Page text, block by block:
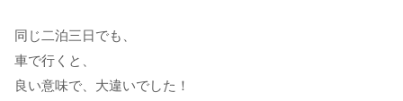
同じ二泊三日でも、
車で行くと、
良い意味で、大違いでした！